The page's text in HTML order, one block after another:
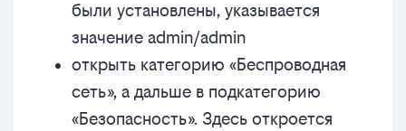
были установлены, указывается
значение admin/admin
открыть категорию «Беспроводная
сеть», а дальше в подкатегорию
«Безопасность». Здесь откроется